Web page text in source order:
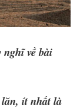
về bài
ít nhất là